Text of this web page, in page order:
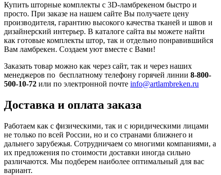
Купить шторные комплекты с 3D-ламбрекеном быстро и
просто. При заказе на нашем сайте Вы получаете цену
производителя, гарантию высокого качества тканей и швов и
дизайнерский интерьер. В каталоге сайта вы можете найти
как готовые комплекты штор, так и отдельно понравившийся
Вам ламбрекен. Создаем уют вместе с Вами!
Заказать товар можно как через сайт, так и через наших
менеджеров по бесплатному телефону горячей линии 8-800-
500-10-72 или по электронной почте info@artlambreken.ru
Доставка и оплата заказа
Работаем как с физическими, так и с юридическими лицами
не только по всей России, но и со странами ближнего и
дальнего зарубежья. Сотрудничаем со многими компаниями, а
их предложения по стоимости доставки иногда сильно
различаются. Мы подберем наиболее оптимальный для вас
вариант.